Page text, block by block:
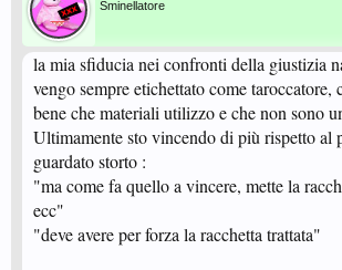
Sminellatore
la mia sfiducia nei confronti della giustizia
vengo sempre etichettato come taroccatore,
bene che materiali utilizzo e che non sono
Ultimamente sto vincendo di più rispetto al
guardato storto :
"ma come fa quello a vincere, mette la
ecc"
"deve avere per forza la racchetta trattata"